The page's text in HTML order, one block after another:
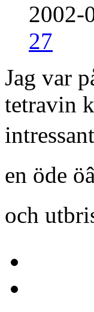
2002-
27
Jag var
tetravin
en öde
och